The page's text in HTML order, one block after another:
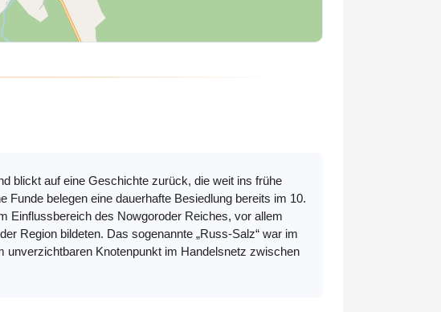
blickt auf eine Geschichte zurück, die weit ins frühe
belegen eine dauerhafte Besiedlung bereits im 10.
Einflussbereich des Nowgoroder Reiches, vor allem
Region bildeten. Das sogenannte „Russ-Salz“ war im
unverzichtbaren Knotenpunkt im Handelsnetz zwischen